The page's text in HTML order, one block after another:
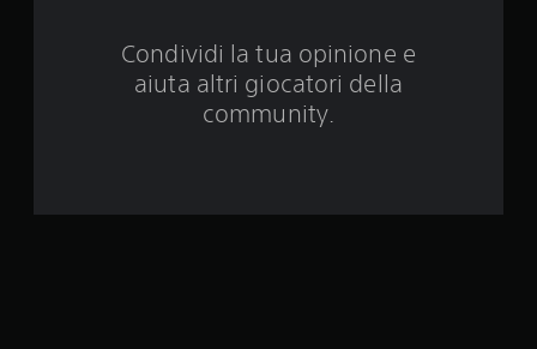
Condividi la tua opinione e
aiuta altri giocatori della
community.